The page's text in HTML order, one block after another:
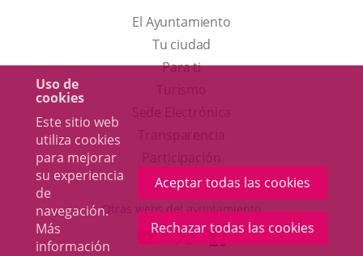
Uso de
cookies
Este sitio web
utiliza cookies
para mejorar
su experiencia
de
navegación.
Más
información
Aceptar todas las cookies
Rechazar todas las cookies
El Ayuntamiento
Tu ciudad
Para ti
en
una
ventana
nueva.
aplicación
externa.
Otras webs del ayuntamiento
ENLACEENLACEENLACE